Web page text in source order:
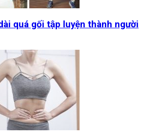
quá gối tập luyện thành người